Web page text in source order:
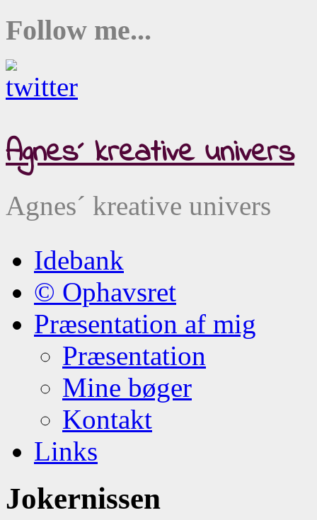
Follow me...
Agnes´ kreative univers
Agnes´ kreative univers
Idebank
© Ophavsret
Præsentation af mig
Præsentation
Mine bøger
Kontakt
Links
Jokernissen